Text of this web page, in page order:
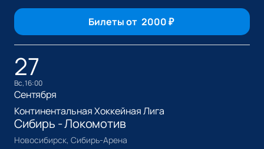
Билеты от 2000₽
27
вс, 16:00
Сентября
Континентальная Хоккейная Лига
Сибирь - Локомотив
Новосибирск, Сибирь-Арена